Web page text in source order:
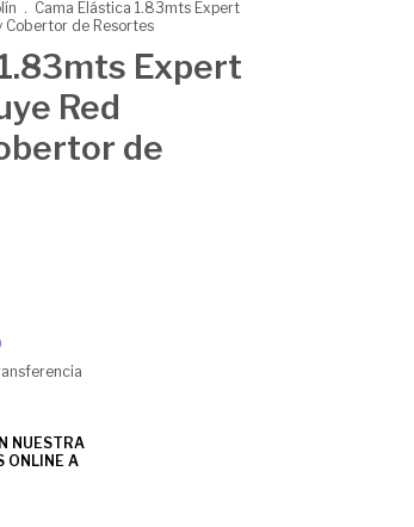
. Cama Elástica 1.83mts Expert
Cobertor de Resortes
Expert
Red
de